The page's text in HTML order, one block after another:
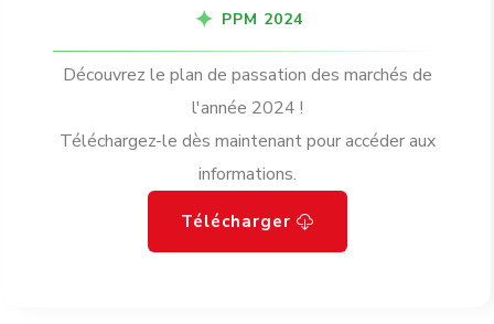
PPM 2024
Découvrez le plan de passation des marchés de
l'année 2024 !
Téléchargez-le dès maintenant pour accéder aux
informations.
Télécharger